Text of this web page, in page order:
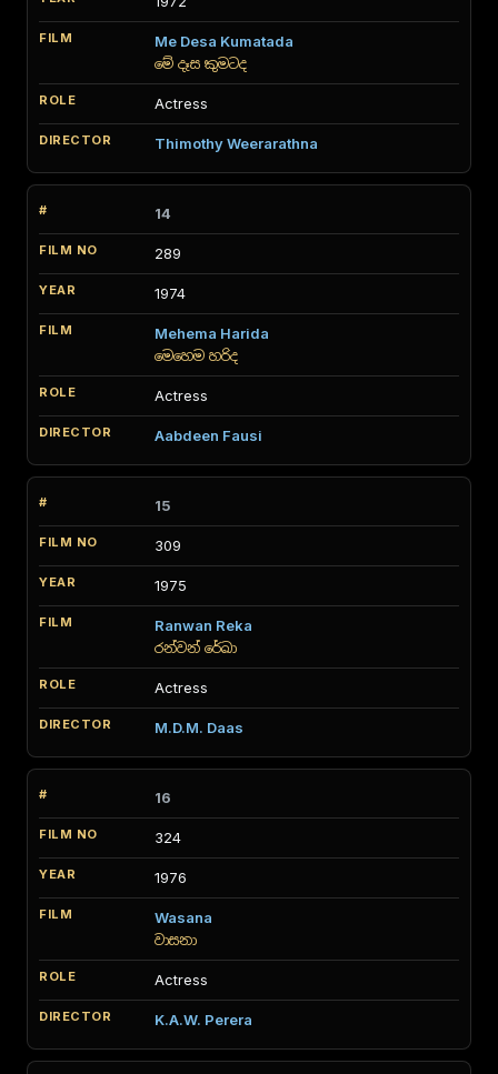
Me Desa Kumatada
මේ දෑස කුමටද
Actress
Thimothy Weerarathna
14
289
1974
Mehema Harida
මෙහෙම හරිද
Actress
Aabdeen Fausi
15
309
1975
Ranwan Reka
රන්වන් රේඛා
Actress
M.D.M. Daas
16
324
1976
Wasana
වාසනා
Actress
K.A.W. Perera